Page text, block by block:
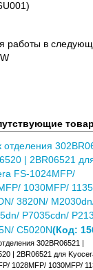
работы в
отделения
| 2BR06521
FS-1024MFP/
1030MFP/
3820N/
P7035cdn/
C5020N(Код:
302BR06521 |
| 2BR06521 для
1028MFP/ 1030MFP/